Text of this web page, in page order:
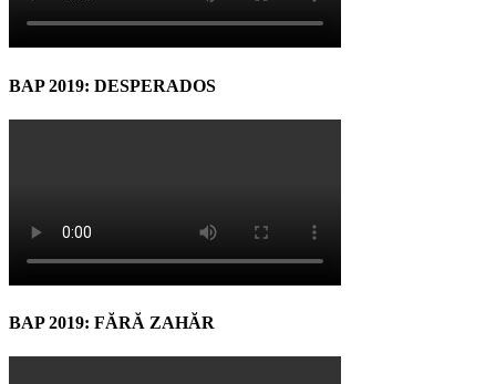
BAP 2019: DESPERADOS
BAP 2019: FĂRĂ ZAHĂR